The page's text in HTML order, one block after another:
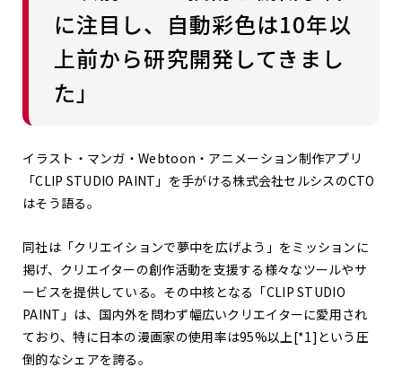
に注目し、自動彩色は10年以
上前から研究開発してきまし
た」
――イラスト・マンガ・Webtoon・アニメーション制作アプリ
「CLIP STUDIO PAINT」を手がける株式会社セルシスのCTO
はそう語る。
同社は「クリエイションで夢中を広げよう」をミッションに
掲げ、クリエイターの創作活動を支援する様々なツールやサ
ービスを提供している。その中核となる「CLIP STUDIO
PAINT」は、国内外を問わず幅広いクリエイターに愛用され
ており、特に日本の漫画家の使用率は95%以上[*1] という圧
倒的なシェアを誇る。